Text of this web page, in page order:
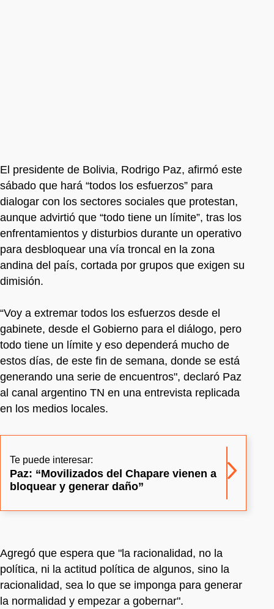
El presidente de Bolivia, Rodrigo Paz, afirmó este
sábado que hará “todos los esfuerzos” para
dialogar con los sectores sociales que protestan,
aunque advirtió que “todo tiene un límite”, tras los
enfrentamientos y disturbios durante un operativo
para desbloquear una vía troncal en la zona
andina del país, cortada por grupos que exigen su
dimisión.
“Voy a extremar todos los esfuerzos desde el
gabinete, desde el Gobierno para el diálogo, pero
todo tiene un límite y eso dependerá mucho de
estos días, de este fin de semana, donde se está
generando una serie de encuentros", declaró Paz
al canal argentino TN en una entrevista replicada
en los medios locales.
Te puede interesar:
Paz: “Movilizados del Chapare vienen a
bloquear y generar daño”
Agregó que espera que "la racionalidad, no la
política, ni la actitud política de algunos, sino la
racionalidad, sea lo que se imponga para generar
la normalidad y empezar a gobernar".